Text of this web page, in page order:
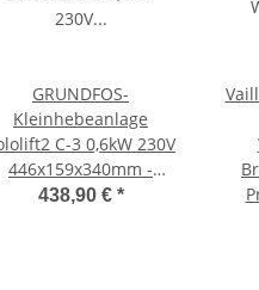
GRUNDFOS-
Kleinhebeanlage
C-3 0,6kW 230V
446x159x340mm -
ABHOLER
438,90 € *